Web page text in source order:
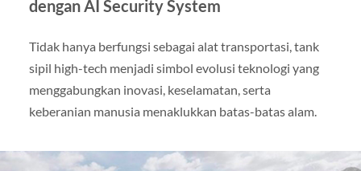
dengan AI Security System
Tidak hanya berfungsi sebagai alat transportasi, tank
sipil high-tech menjadi simbol evolusi teknologi yang
menggabungkan inovasi, keselamatan, serta
keberanian manusia menaklukkan batas-batas alam.